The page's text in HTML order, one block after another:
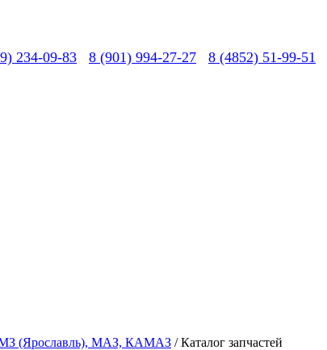
234-09-83 8 (901) 994-27-27 8 (4852) 51-99-51
(Ярославль), МАЗ, КАМАЗ / Каталог запчастей